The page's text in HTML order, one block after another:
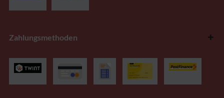
Zahlungsmethoden